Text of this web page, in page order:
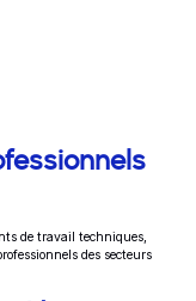
de travail techniques,
des secteurs